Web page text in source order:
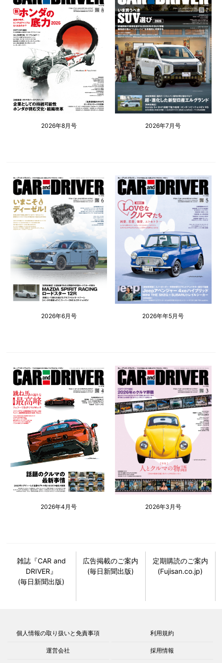
2026年8月号 2026年7月号
2026年6月号 2026年年5月号
2026年4月号 2026年3月号
雑誌『CAR and
DRIVER』
(毎日新聞出版)
広告掲載のご案内
(毎日新聞出版)
定期購読のご案内
(Fujisan.co.jp)
個人情報の取り扱いと免責事項 利用規約
運営会社 採用情報